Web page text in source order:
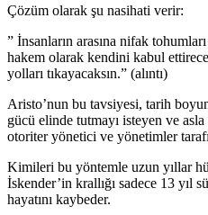
Çözüm olarak şu nasihati verir:
” İnsanların arasına nifak
hakem olarak kendini kabul
yolları tıkayacaksın.” (alıntı)
Aristo’nun bu tavsiyesi, tarih
gücü elinde tutmayı isteyen ve
otoriter yönetici ve yönetimler
Kimileri bu yöntemle uzun yıllar
İskender’in krallığı sadece 13 yıl
hayatını kaybeder.